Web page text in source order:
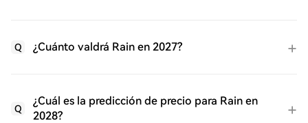
Q ¿Cuánto valdrá Rain en 2027?
Q
¿Cuál es la predicción de precio para Rain en
2028?